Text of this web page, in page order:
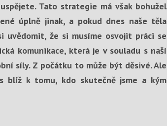
Tato strategie má však bohužel
úplně jinak, a pokud dnes naše těla
uvědomit, že si musíme osvojit práci se
komunikace, která je v souladu s naší
síly. Z počátku to může být děsivé. Ale
k tomu, kdo skutečně jsme a kým